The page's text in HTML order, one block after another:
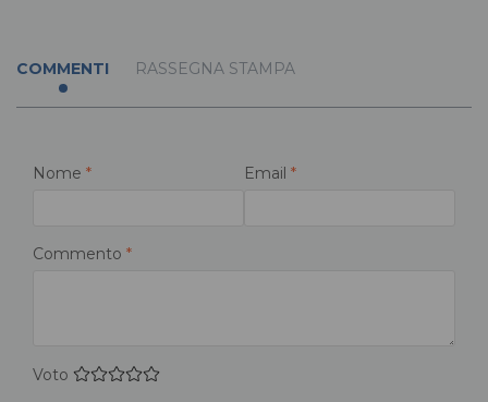
COMMENTI RASSEGNA STAMPA
Nome * Email *
Commento *
Voto